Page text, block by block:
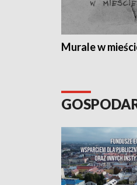
Murale w